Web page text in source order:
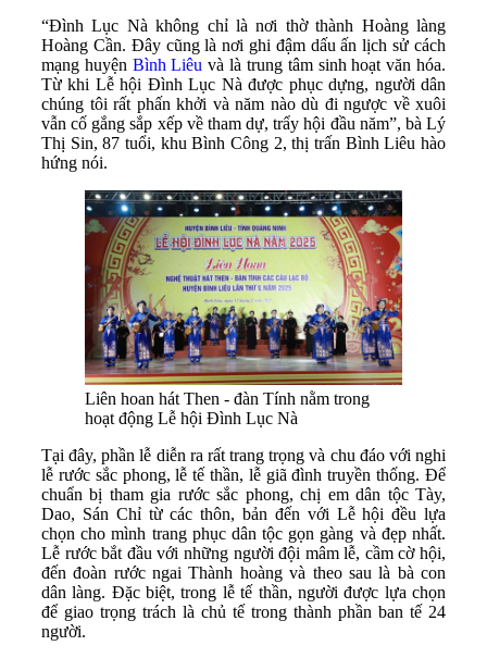
“Đình Lục Nà không chỉ là nơi thờ thành Hoàng làng
Hoàng Cần. Đây cũng là nơi ghi đậm dấu ấn lịch sử cách
mạng huyện Bình Liêu và là trung tâm sinh hoạt văn hóa.
Từ khi Lễ hội Đình Lục Nà được phục dựng, người dân
chúng tôi rất phấn khởi và năm nào dù đi ngược về xuôi
vẫn cố gắng sắp xếp về tham dự, trẩy hội đầu năm”, bà Lý
Thị Sin, 87 tuổi, khu Bình Công 2, thị trấn Bình Liêu hào
hứng nói.
Liên hoan hát Then - đàn Tính nằm trong
hoạt động Lễ hội Đình Lục Nà
Tại đây, phần lễ diễn ra rất trang trọng và chu đáo với nghi
lễ rước sắc phong, lễ tế thần, lễ giã đình truyền thống. Để
chuẩn bị tham gia rước sắc phong, chị em dân tộc Tày,
Dao, Sán Chỉ từ các thôn, bản đến với Lễ hội đều lựa
chọn cho mình trang phục dân tộc gọn gàng và đẹp nhất.
Lễ rước bắt đầu với những người đội mâm lễ, cầm cờ hội,
đến đoàn rước ngai Thành hoàng và theo sau là bà con
dân làng. Đặc biệt, trong lễ tế thần, người được lựa chọn
để giao trọng trách là chủ tế trong thành phần ban tế 24
người.